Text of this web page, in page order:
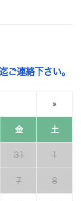
ご連絡下さい。
»
金 土
31 1
7 8